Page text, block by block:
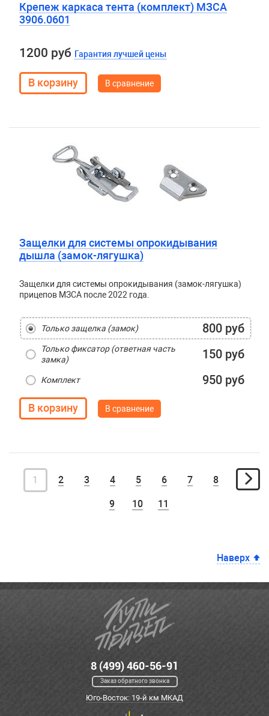
Крепеж каркаса тента (комплект) МЗСА
3906.0601
1200 руб Гарантия лучшей цены
В сравнение
Защелки для системы опрокидывания
дышла (замок-лягушка)
Защелки для системы опрокидывания (замок-лягушка)
прицепов МЗСА после 2022 года.
Только защелка (замок) 800 руб
Только фиксатор (ответная часть
замка)
150 руб
Комплект 950 руб
В сравнение
1 2 3 4 5 6 7 8
9 10 11
Наверх
8 (499) 460-56-91
Заказ обратного звонка
Юго-Восток: 19-й км МКАД